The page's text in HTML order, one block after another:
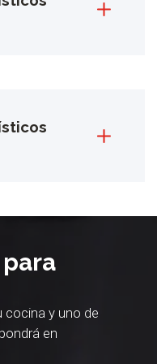
cocina y uno de
en